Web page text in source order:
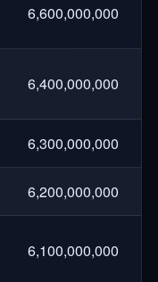
6,600,000,000
6,400,000,000
6,300,000,000
6,200,000,000
6,100,000,000